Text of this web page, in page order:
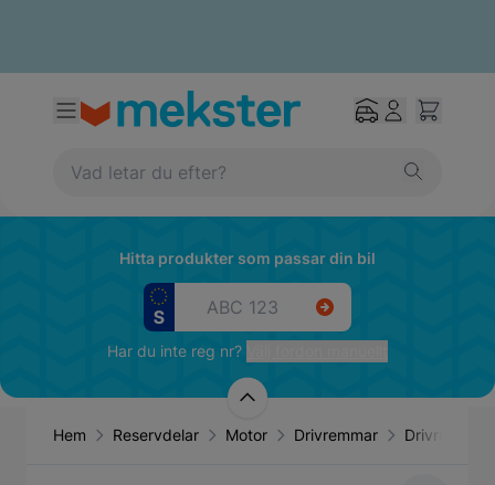
Hitta produkter som passar din bil
Har du inte reg nr?
Hem Reservdelar Motor Drivremmar Drivrem